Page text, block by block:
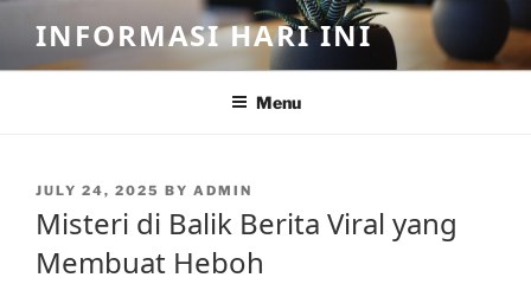
content
INFORMASI HARI INI
Menu
POSTED
JULY 24, 2025 BY ADMIN
Misteri di Balik Berita Viral yang
Membuat Heboh